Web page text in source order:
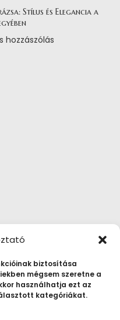
biztosítása
mégsem szeretne a
használhatja ezt az
kategóriákat.
Stílus és Elegancia a
hozzászólás